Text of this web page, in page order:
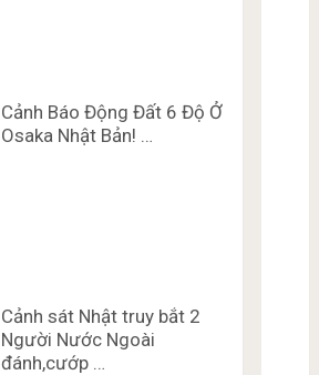
Cảnh Báo Động Đất 6 Độ Ở
Osaka Nhật Bản! …
Cảnh sát Nhật truy bắt 2
Người Nước Ngoài
đánh,cướp …